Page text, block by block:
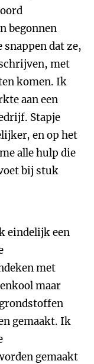
begonnen
snappen dat ze,
met
komen. Ik
aan een
Stapje
en op het
alle hulp die
bij stuk
eindelijk een
met
maar
gemaakt. Ik
gemaakt